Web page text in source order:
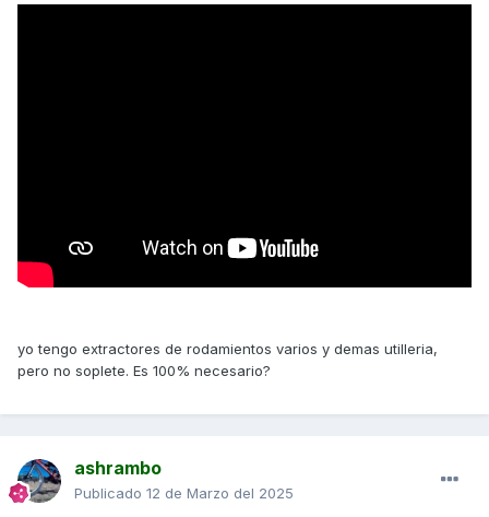
yo tengo extractores de rodamientos varios y demas utilleria,
pero no soplete. Es 100% necesario?
ashrambo
Publicado 12 de Marzo del 2025